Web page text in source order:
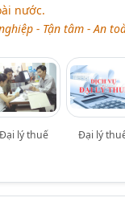
nước.
- Tận tâm - An
Đại lý thuế Đại lý